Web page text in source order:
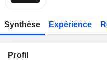
Synthèse Expérience
Profil